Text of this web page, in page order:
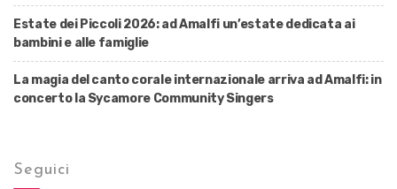
Estate dei Piccoli 2026: ad Amalfi un’estate dedicata ai
bambini e alle famiglie
La magia del canto corale internazionale arriva ad Amalfi: in
concerto la Sycamore Community Singers
Seguici